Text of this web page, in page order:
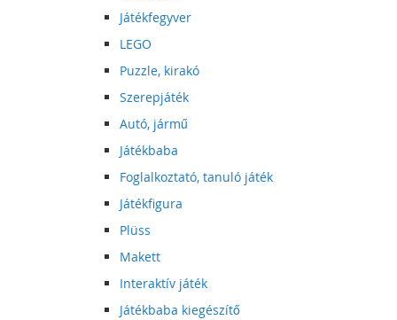
Játékfegyver
LEGO
Puzzle, kirakó
Szerepjáték
Autó, jármű
Játékbaba
Foglalkoztató, tanuló játék
Játékfigura
Plüss
Makett
Interaktív játék
Játékbaba kiegészítő